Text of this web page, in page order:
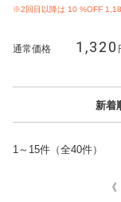
※2回目以降は 10 %OFF
通常価格 1,320
新着
1～15件（全40件）